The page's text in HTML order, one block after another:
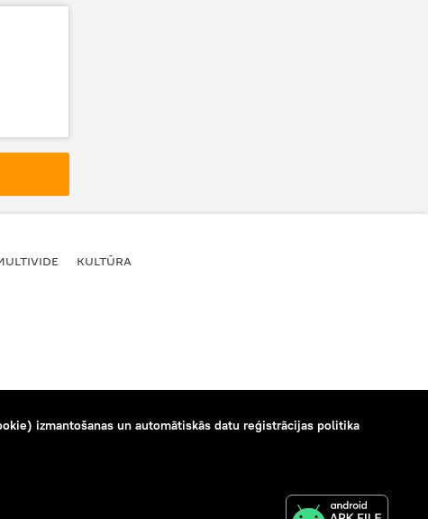
KULTŪRA
izmantošanas un automātiskās datu reģistrācijas politika